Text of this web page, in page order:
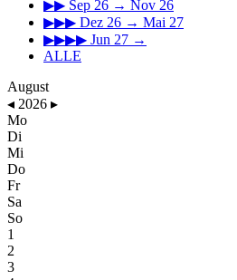
▶▶ Sep 26 → Nov 26
▶▶▶ Dez 26 → Mai 27
▶▶▶▶ Jun 27 →
ALLE
August
◂ 2026 ▸
Mo
Di
Mi
Do
Fr
Sa
So
1
2
3